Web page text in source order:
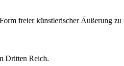
freier künstlerischer Äußerung zu
Dritten Reich.